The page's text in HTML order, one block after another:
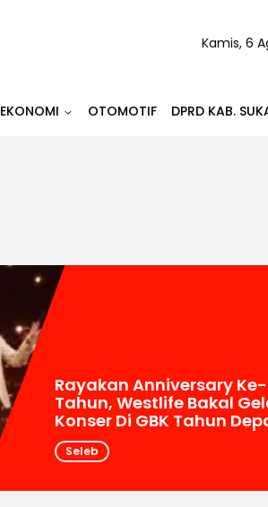
Kamis, 6
EKONOMI OTOMOTIF DPRD KAB.
Rayakan Anniversary
Tahun, Westlife Bakal
Konser Di GBK Tahun
Seleb